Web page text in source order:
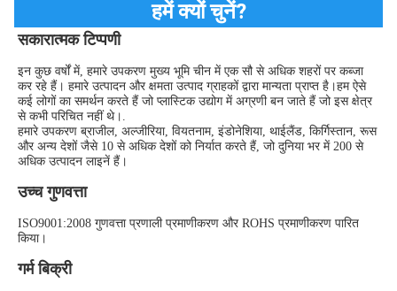
हमें क्यों चुनें?
सकारात्मक टिप्पणी
इन कुछ वर्षों में, हमारे उपकरण मुख्य भूमि चीन में एक सौ से अधिक शहरों पर कब्जा
कर रहे हैं। हमारे उत्पादन और क्षमता उत्पाद ग्राहकों द्वारा मान्यता प्राप्त है।हम ऐसे
कई लोगों का समर्थन करते हैं जो प्लास्टिक उद्योग में अग्रणी बन जाते हैं जो इस क्षेत्र
से कभी परिचित नहीं थे।.
हमारे उपकरण ब्राजील, अल्जीरिया, वियतनाम, इंडोनेशिया, थाईलैंड, किर्गिस्तान, रूस
और अन्य देशों जैसे 10 से अधिक देशों को निर्यात करते हैं, जो दुनिया भर में 200 से
अधिक उत्पादन लाइनें हैं।
उच्च गुणवत्ता
ISO9001:2008 गुणवत्ता प्रणाली प्रमाणीकरण और ROHS प्रमाणीकरण पारित
किया।
गर्म बिक्री